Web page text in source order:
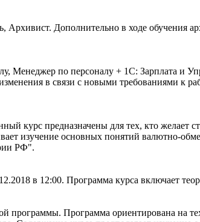
Дополнительно в ходе обучения
Менеджер по персоналу + 1С: Зарплата и
в связи с новыми требованиями к
курс предназначены для тех, кто желает
изучение основных понятий валютно-
РФ".
в 12:00. Программа курса включает
программы. Программа ориентирована на